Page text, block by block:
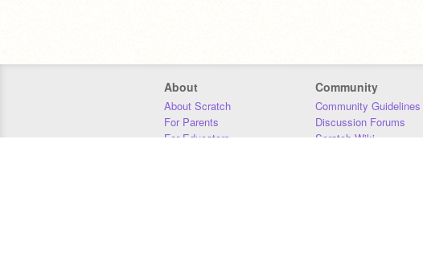
About
About Scratch
For Parents
For Educators
Community
Community Guidelines
Discussion Forums
Scratch Wiki